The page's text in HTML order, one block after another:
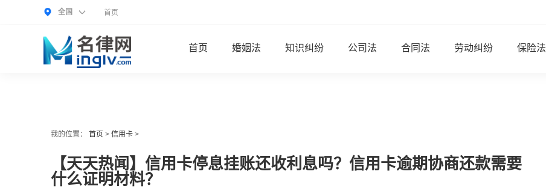
全国 首页
首页 婚姻法 知识纠纷 公司法 合同法 劳动纠纷 保险法
我的位置： 首页 > 信用卡 >
【天天热闻】信用卡停息挂账还收利息吗？信用卡逾期协商还款需要
什么证明材料？